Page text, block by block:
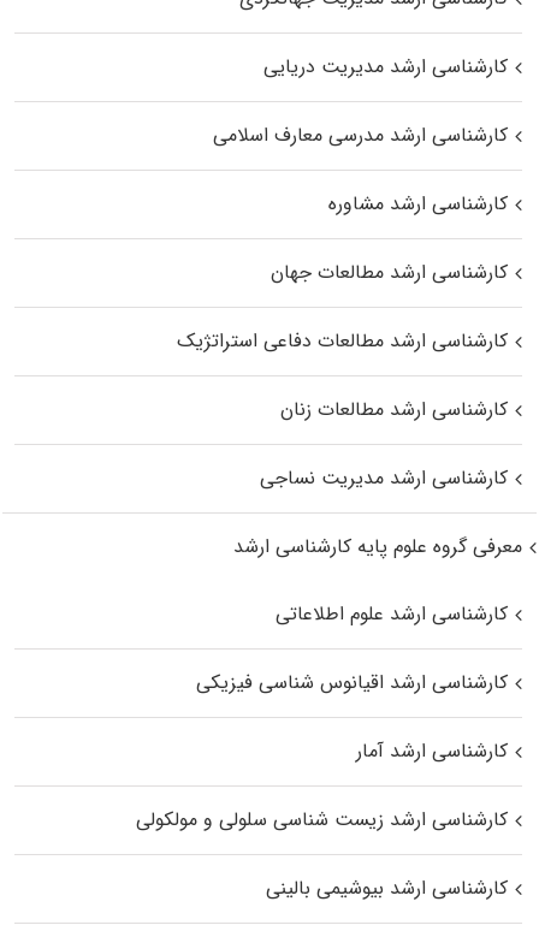
کارشناسی ارشد مدیریت دریایی
کارشناسی ارشد مدرسی معارف اسلامی
کارشناسی ارشد مشاوره
کارشناسی ارشد مطالعات جهان
کارشناسی ارشد مطالعات دفاعی استراتژیک
کارشناسی ارشد مطالعات زنان
کارشناسی ارشد مدیریت نساجی
معرفی گروه علوم پایه کارشناسی ارشد
کارشناسی ارشد علوم اطلاعاتی
کارشناسی ارشد اقیانوس‌ شناسی فیزیکی
کارشناسی ارشد آمار
کارشناسی ارشد زیست شناسی سلولی و مولکولی
کارشناسی ارشد بیوشیمی بالینی